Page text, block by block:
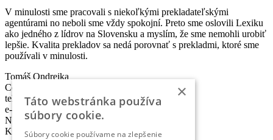
V minulosti sme pracovali s niekoľkými prekladateľskými
agentúrami no neboli sme vždy spokojní. Preto sme oslovili Lexiku
ako jedného z lídrov na Slovensku a myslím, že sme nemohli urobiť
lepšie. Kvalita prekladov sa nedá porovnať s prekladmi, ktoré sme
používali v minulosti.
Tomáš Ondrejka
Co-founder & Head of Marketing
telefón: +421 2 5010 6700
e-mail:
info@lexika.sk
Nájdete nás:
Kontakty
×
Táto webstránka používa
súbory cookie.
Súbory cookie používame na zlepšenie